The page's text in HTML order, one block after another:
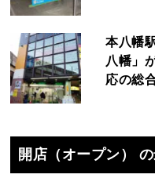
本八幡
八幡」
応の総
開店（オープン）